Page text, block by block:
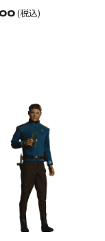
ー・ワールド ベケッ
少尉
(税込)